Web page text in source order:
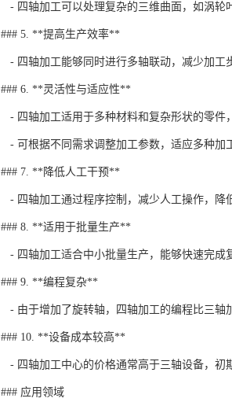
- 四轴加工可以处理复杂的三维曲面，如涡轮
### 5. **提高生产效率**
- 四轴加工能够同时进行多轴联动，减少加工
### 6. **灵活性与适应性**
- 四轴加工适用于多种材料和复杂形状的零件
- 可根据不同需求调整加工参数，适应多种加
### 7. **降低人工干预**
- 四轴加工通过程序控制，减少人工操作，降
### 8. **适用于批量生产**
- 四轴加工适合中小批量生产，能够快速完成
### 9. **编程复杂**
- 由于增加了旋转轴，四轴加工的编程比三轴
### 10. **设备成本较高**
- 四轴加工中心的价格通常高于三轴设备，初
### 应用领域